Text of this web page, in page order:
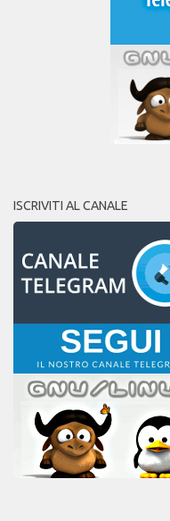
ISCRIVITI AL CANALE